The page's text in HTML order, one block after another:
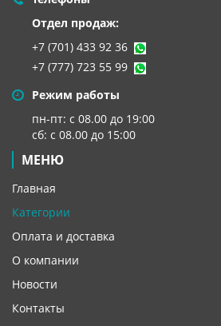
Отдел продаж:
+7 (701) 433 92 36
+7 (777) 723 55 99
Режим работы
пн-пт: с 08.00 до 19:00
сб: с 08.00 до 15:00
МЕНЮ
Главная
Категории
Оплата и доставка
О компании
Новости
Контакты